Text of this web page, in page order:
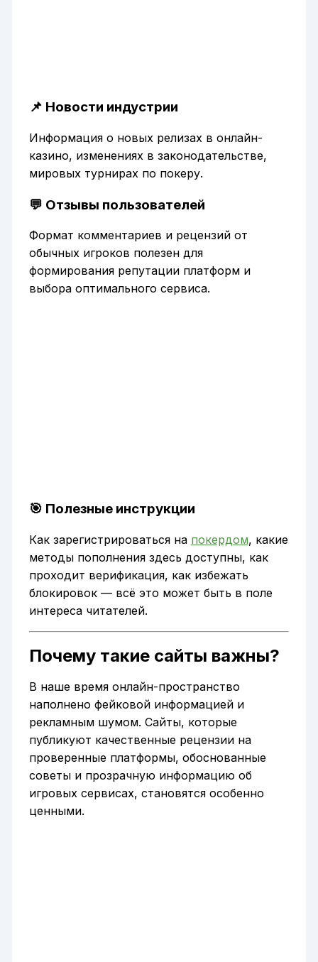
📌 Новости индустрии
Информация о новых релизах в онлайн-
казино, изменениях в законодательстве,
мировых турнирах по покеру.
💬 Отзывы пользователей
Формат комментариев и рецензий от
обычных игроков полезен для
формирования репутации платформ и
выбора оптимального сервиса.
🎯 Полезные инструкции
Как зарегистрироваться на покердом, какие
методы пополнения здесь доступны, как
проходит верификация, как избежать
блокировок — всё это может быть в поле
интереса читателей.
Почему такие сайты важны?
В наше время онлайн-пространство
наполнено фейковой информацией и
рекламным шумом. Сайты, которые
публикуют качественные рецензии на
проверенные платформы, обоснованные
советы и прозрачную информацию об
игровых сервисах, становятся особенно
ценными.